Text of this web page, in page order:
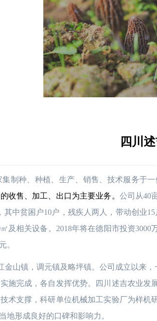
四川
制种、种植、生产、销售、技术服务于一
收售、加工、出口为主要业务。 公司从40
中贫困户10户，残疾人两人，带动创业
㎡ 及相关设备。2018年将在德阳市投资
。
金山镇，调元镇及略坪镇。公司成立以来
施完成，各自发挥优势。四川述吉农业
术支撑，科研单位机械加工实验厂为样
地形成良好的口碑和影响力。